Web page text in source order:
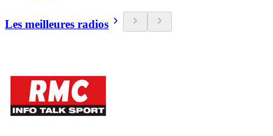
Les meilleures radios